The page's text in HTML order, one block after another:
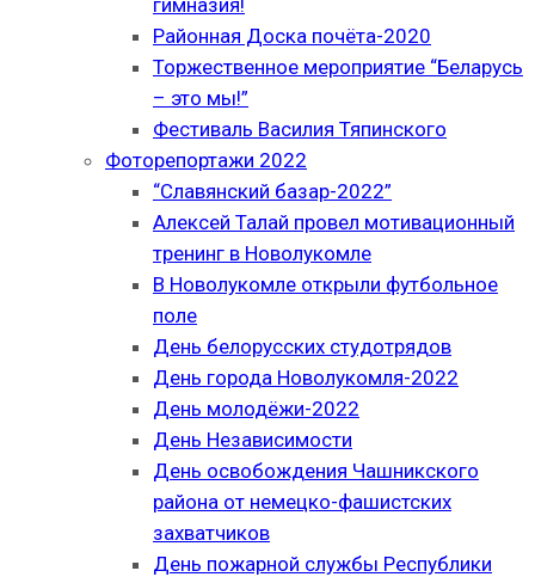
гимназия!
Районная Доска почёта-2020
Торжественное мероприятие “Беларусь
– это мы!”
Фестиваль Василия Тяпинского
Фоторепортажи 2022
“Славянский базар-2022”
Алексей Талай провел мотивационный
тренинг в Новолукомле
В Новолукомле открыли футбольное
поле
День белорусских студотрядов
День города Новолукомля-2022
День молодёжи-2022
День Независимости
День освобождения Чашникского
района от немецко-фашистских
захватчиков
День пожарной службы Республики